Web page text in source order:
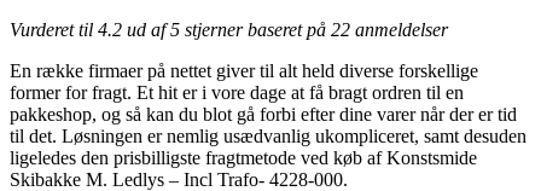
Vurderet til 4.2 ud af 5 stjerner baseret på 22 anmeldelser
En række firmaer på nettet giver til alt held diverse forskellige
former for fragt. Et hit er i vore dage at få bragt ordren til en
pakkeshop, og så kan du blot gå forbi efter dine varer når der er tid
til det. Løsningen er nemlig usædvanlig ukompliceret, samt desuden
ligeledes den prisbilligste fragtmetode ved køb af Konstsmide
Skibakke M. Ledlys – Incl Trafo- 4228-000.